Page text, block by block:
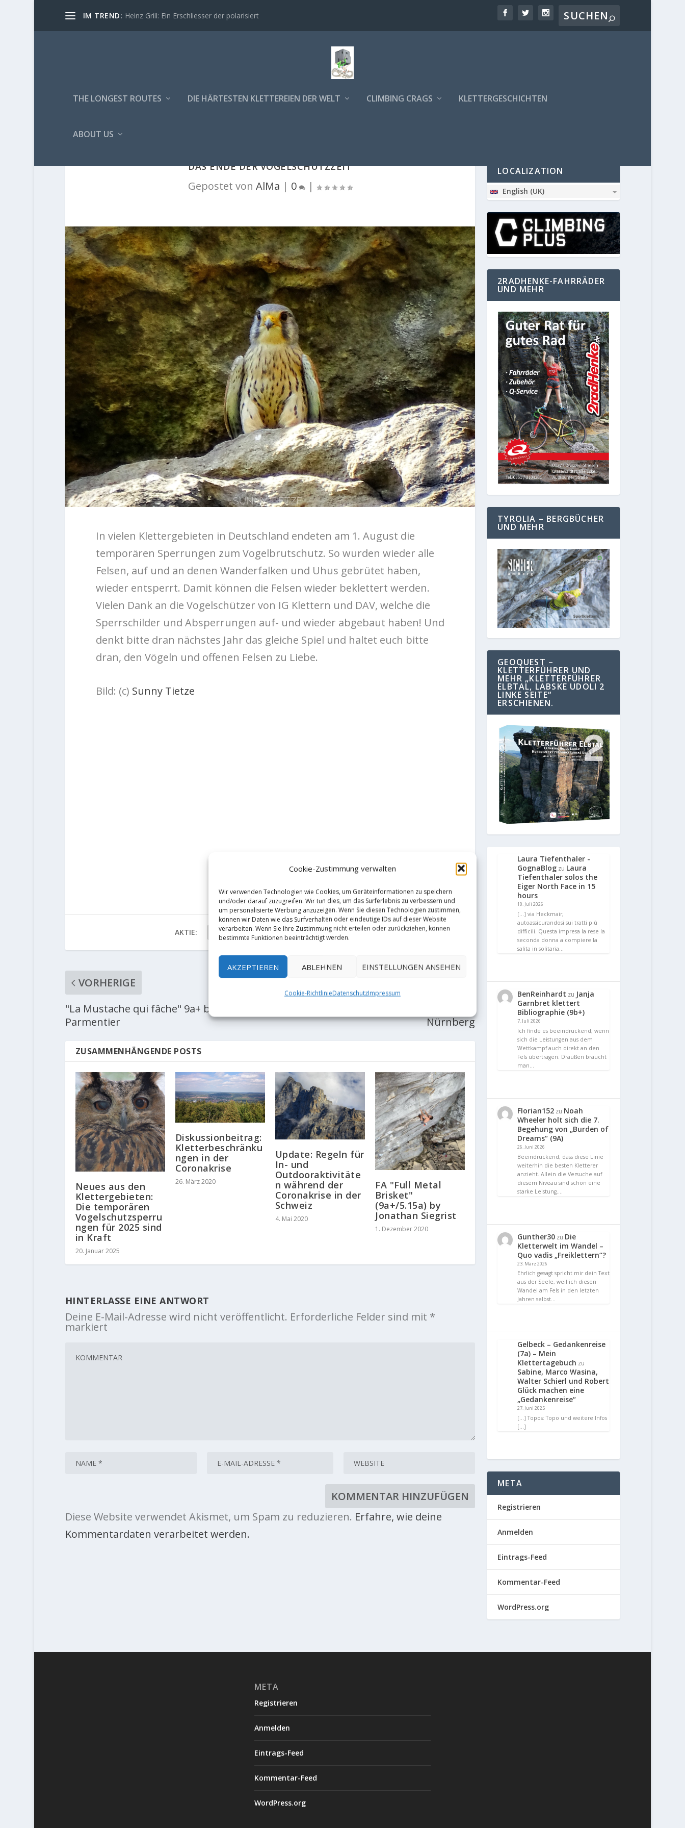
Cookie-Zustimmung verwalten
Wir verwenden Technologien wie Cookies, um Geräteinformationen zu speichern
und/oder darauf zuzugreifen. Wir tun dies, um das Surferlebnis zu verbessern und
um personalisierte Werbung anzuzeigen. Wenn Sie diesen Technologien zustimmen,
können wir Daten wie das Surfverhalten oder eindeutige IDs auf dieser Website
verarbeiten. Wenn Sie Ihre Zustimmung nicht erteilen oder zurückziehen, können
bestimmte Funktionen beeinträchtigt werden.
AKZEPTIEREN ABLEHNEN EINSTELLUNGEN ANSEHEN
Cookie-RichtlinieDatenschutzImpressum
IM TREND: Heinz Grill: Ein Erschliesser der polarisiert
THE LONGEST ROUTES DIE HÄRTESTEN KLETTEREIEN DER WELT CLIMBING CRAGS KLETTERGESCHICHTEN
ABOUT US
DAS ENDE DER VOGELSCHUTZZEIT
Gepostet von AlMa | 0 |
In vielen Klettergebieten in Deutschland endeten am 1. August die
temporären Sperrungen zum Vogelbrutschutz. So wurden wieder alle
Felsen, auf und an denen Wanderfalken und Uhus gebrütet haben,
wieder entsperrt. Damit können die Felsen wieder beklettert werden.
Vielen Dank an die Vogelschützer von IG Klettern und DAV, welche die
Sperrschilder und Absperrungen auf- und wieder abgebaut haben! Und
denkt bitte dran nächstes Jahr das gleiche Spiel und haltet euch bitte
dran, den Vögeln und offenen Felsen zu Liebe.
Bild: (c) Sunny Tietze
AKTIE: RATE:
VORHERIGE
"La Mustache qui fâche" 9a+ by Hugo
Parmentier
Nürnberg
ZUSAMMENHÄNGENDE POSTS
Neues aus den
Klettergebieten:
Die temporären
Vogelschutzsperru
ngen für 2025 sind
in Kraft
20. Januar 2025
Diskussionbeitrag:
Kletterbeschränku
ngen in der
Coronakrise
26. März 2020
Update: Regeln für
In- und
Outdooraktivitäte
n während der
Coronakrise in der
Schweiz
4. Mai 2020
FA "Full Metal
Brisket"
(9a+/5.15a) by
Jonathan Siegrist
1. Dezember 2020
HINTERLASSE EINE ANTWORT
Deine E-Mail-Adresse wird nicht veröffentlicht. Erforderliche Felder sind mit *
markiert
Diese Website verwendet Akismet, um Spam zu reduzieren. Erfahre, wie deine
Kommentardaten verarbeitet werden.
LOCALIZATION
English (UK)
2RADHENKE-FAHRRÄDER
UND MEHR
TYROLIA – BERGBÜCHER
UND MEHR
GEOQUEST –
KLETTERFÜHRER UND
MEHR „KLETTERFÜHRER
ELBTAL, LABSKE UDOLI 2
LINKE SEITE“
ERSCHIENEN.
Laura Tiefenthaler -
GognaBlog zu Laura
Tiefenthaler solos the
Eiger North Face in 15
hours
10. Juli 2026
[…] via Heckmair,
autoassicurandosi sui tratti più
difficili. Questa impresa la rese la
seconda donna a compiere la
salita in solitaria…
BenReinhardt zu Janja
Garnbret klettert
Bibliographie (9b+)
7. Juli 2026
Ich finde es beeindruckend, wenn
sich die Leistungen aus dem
Wettkampf auch direkt an den
Fels übertragen. Draußen braucht
man…
Florian152 zu Noah
Wheeler holt sich die 7.
Begehung von „Burden of
Dreams“ (9A)
26. Juni 2026
Beeindruckend, dass diese Linie
weiterhin die besten Kletterer
anzieht. Allein die Versuche auf
diesem Niveau sind schon eine
starke Leistung.…
Gunther30 zu Die
Kletterwelt im Wandel –
Quo vadis „Freiklettern“?
23. März 2026
Ehrlich gesagt spricht mir dein Text
aus der Seele, weil ich diesen
Wandel am Fels in den letzten
Jahren selbst…
Gelbeck – Gedankenreise
(7a) – Mein
Klettertagebuch zu
Sabine, Marco Wasina,
Walter Schierl und Robert
Glück machen eine
„Gedankenreise“
27. Juni 2025
[…] Topos: Topo und weitere Infos
[…]
META
Registrieren
Anmelden
Eintrags-Feed
Kommentar-Feed
WordPress.org
META
Registrieren
Anmelden
Eintrags-Feed
Kommentar-Feed
WordPress.org